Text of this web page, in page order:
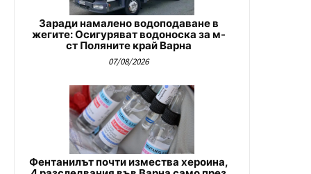
Заради намалено водоподаване в
жегите: Осигуряват водоноска за м-
ст Поляните край Варна
07/08/2026
Фентанилът почти измества хероина,